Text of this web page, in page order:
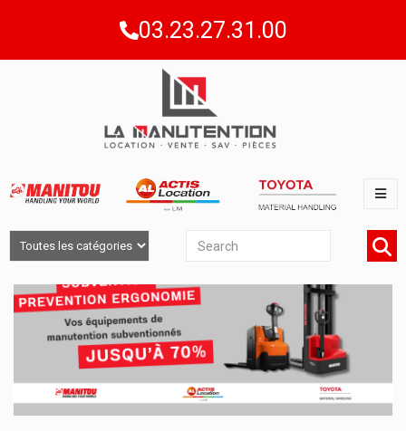
03.23.27.31.00